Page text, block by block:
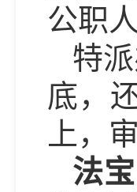
公职
特
底，
上，
法